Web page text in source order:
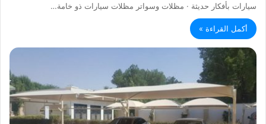
سيارات بأفكار حديثة · مظلات وسواتر مظلات سيارات ذو خامة…
أكمل القراءة »